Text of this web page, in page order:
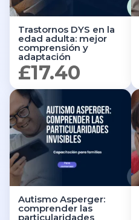
Trastornos DYS en la
edad adulta: mejor
comprensión y
adaptación
£17.40
Autismo Asperger:
comprender las
particularidades